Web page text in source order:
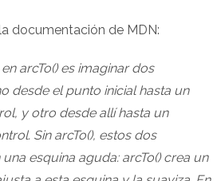
documentación de MDN:
arcTo() es imaginar dos
desde el punto inicial hasta un
y otro desde allí hasta un
Sin arcTo(), estos dos
esquina aguda: arcTo() crea un